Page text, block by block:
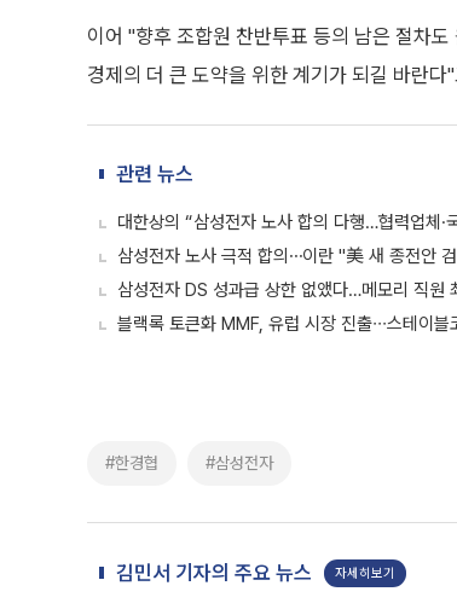
이어 "향후 조합원 찬반투표 등의 남은 절차
경제의 더 큰 도약을 위한 계기가 되길 바란다
관련 뉴스
대한상의 “삼성전자 노사 합의 다행…협력업체·
삼성전자 노사 극적 합의⋯이란 "美 새 종전안
삼성전자 DS 성과급 상한 없앴다…메모리 직원
블랙록 토큰화 MMF, 유럽 시장 진출∙∙∙스테이블
#한경협 #삼성전자
김민서 기자의 주요 뉴스 자세히보기